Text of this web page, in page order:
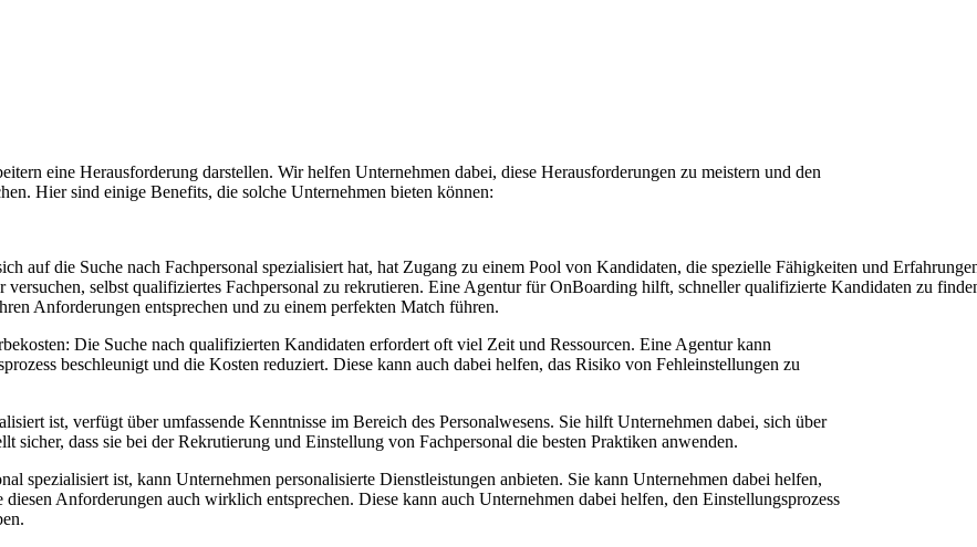
eine Herausforderung darstellen. Wir helfen Unternehmen dabei, diese Herausforderungen zu meistern und den
Hier sind einige Benefits, die solche Unternehmen bieten können:
auf die Suche nach Fachpersonal spezialisiert hat, hat Zugang zu einem Pool von Kandidaten, die spezielle Fähigkeiten und
selbst qualifiziertes Fachpersonal zu rekrutieren. Eine Agentur für OnBoarding hilft, schneller qualifizierte Kandidaten zu
Anforderungen entsprechen und zu einem perfekten Match führen.
Die Suche nach qualifizierten Kandidaten erfordert oft viel Zeit und Ressourcen. Eine Agentur kann
beschleunigt und die Kosten reduziert. Diese kann auch dabei helfen, das Risiko von Fehleinstellungen zu
ist, verfügt über umfassende Kenntnisse im Bereich des Personalwesens. Sie hilft Unternehmen dabei, sich über
sicher, dass sie bei der Rekrutierung und Einstellung von Fachpersonal die besten Praktiken anwenden.
spezialisiert ist, kann Unternehmen personalisierte Dienstleistungen anbieten. Sie kann Unternehmen dabei helfen,
Anforderungen auch wirklich entsprechen. Diese kann auch Unternehmen dabei helfen, den Einstellungsprozess